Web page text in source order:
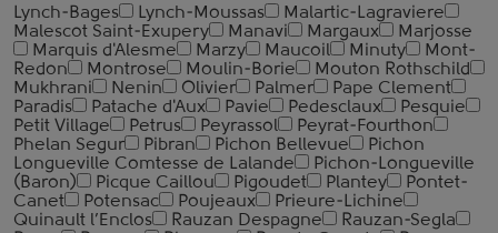
Lynch-Bages
Lynch-Moussas
Malartic-Lagraviere
Malescot Saint-Exupery
Manavi Margaux
Marjosse
Marquis d'Alesme
Marzy Maucoil Minuty
Mont-
Redon
Montrose Moulin-Borie
Mouton Rothschild
Mukhrani
Nenin Olivier Palmer
Pape Clement
Paradis
Patache d'Aux Pavie Pedesclaux
Pesquie
Petit Village
Petrus Peyrassol
Peyrat-Fourthon
Phelan Segur
Pibran Pichon Bellevue
Pichon
Longueville Comtesse de Lalande
Pichon-Longueville
(Baron)
Picque Сaillou Pigoudet Plantey
Pontet-
Canet
Potensac Poujeaux
Prieure-Lichine
Quinault l’Enclos
Rauzan Despagne
Rauzan-Segla